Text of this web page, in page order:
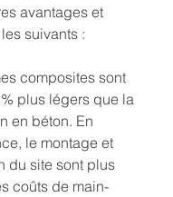
avantages et
suivants :
composites sont
plus légers que la
en béton. En
le montage et
du site sont plus
coûts de main-